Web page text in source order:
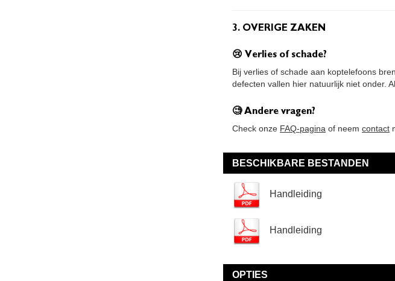
3. OVERIGE ZAKEN
😢 Verlies of schade?
Bij verlies of schade aan koptelefoons
defecten vallen hier natuurlijk niet onder.
🧐 Andere vragen?
Check onze FAQ-pagina of neem contact
BESCHIKBARE BESTANDEN
Handleiding
Handleiding
OPTIES